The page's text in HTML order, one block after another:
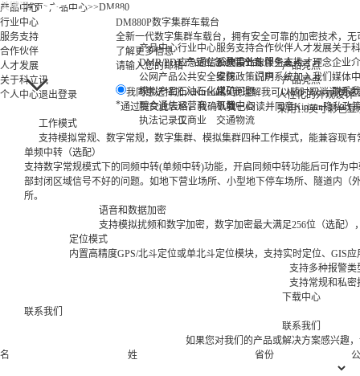
产品中心
DMR/PDT 产品
公网产品
模拟产品
融合通信
执法记录仪
应急通信产品
行业中心
应急通信
公共安全
石油石化
运营商
工商业
公共事业
安防
煤矿
机场
交通物流
服务支持
系统设计与服务支持
维保政策说明
常见问题
下载中心
合作伙伴
伙伴生态
门户系统
人才发展
人才理念
加入我们
关于
企业
媒体
联系
产品中心
行业中心
服务支持
合作伙伴
人才发展
关于科立讯
个人中心退出登录
首页>产品中心>>DM880
DM880P数字集群车载台
全新一代数字集群车载台，拥有安全可靠的加密技术，
了解更多信息
请输入您的邮箱
我同意选择加入Kirisun，我理解我可以随时取消订阅
*通过提交此表格，我确认我已阅读并同意Kirisun隐私政
产品亮点
产品亮点
人性化的外观设计
采用1.8英寸彩色
工作模式
支持模拟常规、数字常规，数字集群、模拟集群四种工作模式，能兼容现
单频中转（选配）
支持数字常规模式下的同频中转(单频中转)功能，开启同频中转功能后可作为
部封闭区域信号不好的问题。如地下营业场所、小型地下停车场所、隧道内（
所。
语音和数据加密
支持模拟扰频和数字加密，数字加密最大满足256位（选配
定位模式
内置高精度GPS/北斗定位或单北斗定位模块，支持实时定位、GIS
支持多种报警
支持常规和私
下载中心
联系我们
联系我们
如果您对我们的产品或解决方案感兴趣
名
姓 省份